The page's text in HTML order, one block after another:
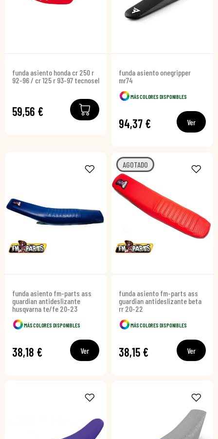
funda asiento honda cr 250 r
92-96 / cr 125 r 93-97 tecnosel
59,56 €
funda asiento onegripper
mr74
MÁS COLORES DISPONIBLES
94,37 € Ver
funda asiento fm-parts ass
guardian antideslizante
husqvarna te/fe 20-23
MÁS COLORES DISPONIBLES
38,18 € Ver
AGOTADO
funda asiento fm-parts ass
guardian antideslizante beta
rr 20-22
MÁS COLORES DISPONIBLES
38,15 € Ver